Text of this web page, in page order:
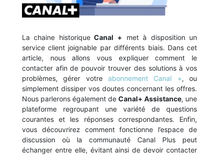
La chaine historiqueCanal + met à disposition un
service client joignable par différents biais. Dans cet
article, nous allons vous expliquer comment le
contacter afin de pouvoir trouver des solutions à vos
problèmes, gérer votre abonnement Canal +, ou
simplement dissiper vos doutes concernant les offres.
Nous parlerons également deCanal+ Assistance, une
plateforme regroupant une variété de questions
courantes et les réponses correspondantes. Enfin,
vous découvrirez comment fonctionne l’espace de
discussion où la communauté Canal Plus peut
échanger entre elle, évitant ainsi de devoir contacter